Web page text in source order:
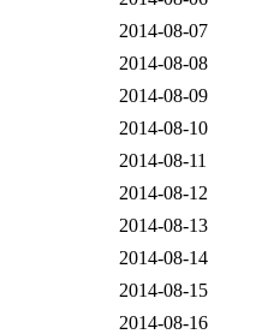
2014-08-07
2014-08-08
2014-08-09
2014-08-10
2014-08-11
2014-08-12
2014-08-13
2014-08-14
2014-08-15
2014-08-16